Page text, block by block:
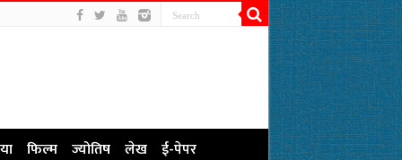
फिल्म ज्योतिष लेख ई-पेपर